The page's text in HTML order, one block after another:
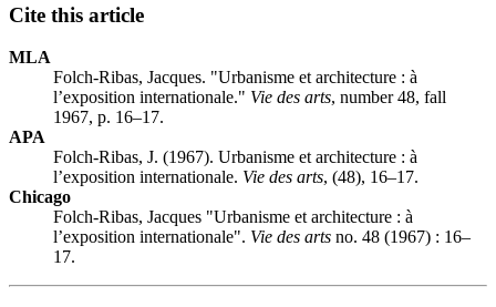
Cite this article
MLA
Folch-Ribas, Jacques. "Urbanisme et architecture : à
l’exposition internationale." Vie des arts, number 48, fall
1967, p. 16–17.
APA
Folch-Ribas, J. (1967). Urbanisme et architecture : à
l’exposition internationale. Vie des arts, (48), 16–17.
Chicago
Folch-Ribas, Jacques "Urbanisme et architecture : à
l’exposition internationale". Vie des arts no. 48 (1967) : 16–
17.